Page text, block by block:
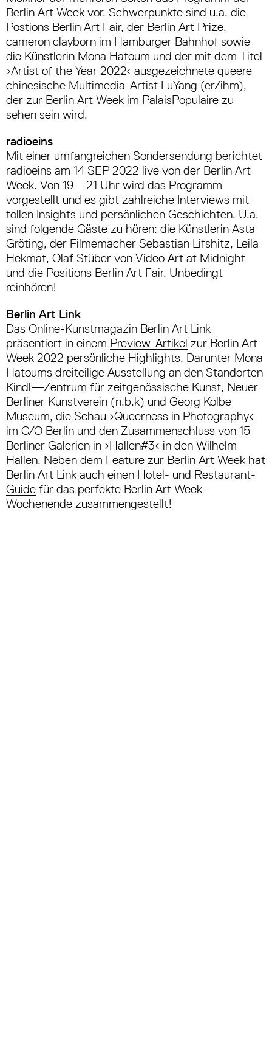
Berlin Art Week vor. Schwerpunkte sind u.a. die
Postions Berlin Art Fair, der Berlin Art Prize,
cameron clayborn im Hamburger Bahnhof sowie
die Künstlerin Mona Hatoum und der mit dem Titel
›Artist of the Year 2022‹ ausgezeichnete queere
chinesische Multimedia-Artist LuYang (er/ihm),
der zur Berlin Art Week im PalaisPopulaire zu
sehen sein wird.
radioeins
Mit einer umfangreichen Sondersendung berichtet
radioeins am 14 SEP 2022 live von der Berlin Art
Week. Von 19—21 Uhr wird das Programm
vorgestellt und es gibt zahlreiche Interviews mit
tollen Insights und persönlichen Geschichten. U.a.
sind folgende Gäste zu hören: die Künstlerin Asta
Gröting, der Filmemacher Sebastian Lifshitz, Leila
Hekmat, Olaf Stüber von Video Art at Midnight
und die Positions Berlin Art Fair. Unbedingt
reinhören!
Berlin Art Link
Das Online-Kunstmagazin Berlin Art Link
präsentiert in einem Preview-Artikel zur Berlin Art
Week 2022 persönliche Highlights. Darunter Mona
Hatoums dreiteilige Ausstellung an den Standorten
Kindl—Zentrum für zeitgenössische Kunst, Neuer
Berliner Kunstverein (n.b.k) und Georg Kolbe
Museum, die Schau ›Queerness in Photography‹
im C/O Berlin und den Zusammenschluss von 15
Berliner Galerien in ›Hallen#3‹ in den Wilhelm
Hallen. Neben dem Feature zur Berlin Art Week hat
Berlin Art Link auch einen Hotel- und Restaurant-
Guide für das perfekte Berlin Art Week-
Wochenende zusammengestellt!